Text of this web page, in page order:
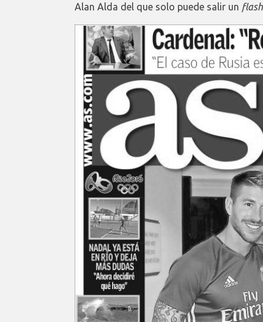
Alan Alda del que solo puede salir un